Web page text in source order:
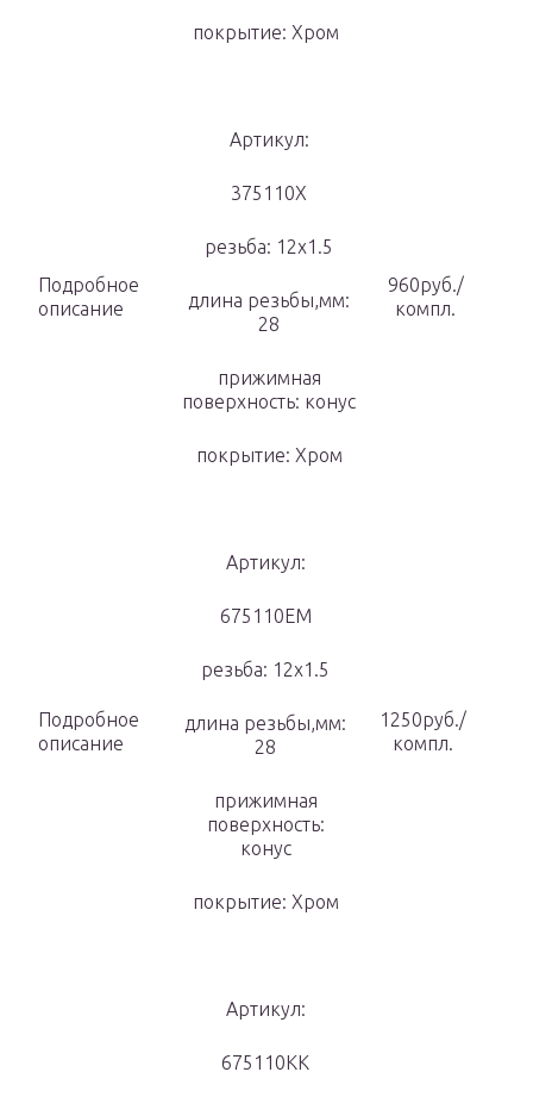
покрытие: Хром
Подробное
описание
Артикул:
375110Х
резьба: 12х1.5
длина резьбы,мм:
28
прижимная
поверхность: конус
покрытие: Хром
960руб./
компл.
Подробное
описание
Артикул:
675110EM
резьба: 12х1.5
длина резьбы,мм:
28
прижимная
поверхность:
конус
покрытие: Хром
1250руб./
компл.
Артикул:
675110KK